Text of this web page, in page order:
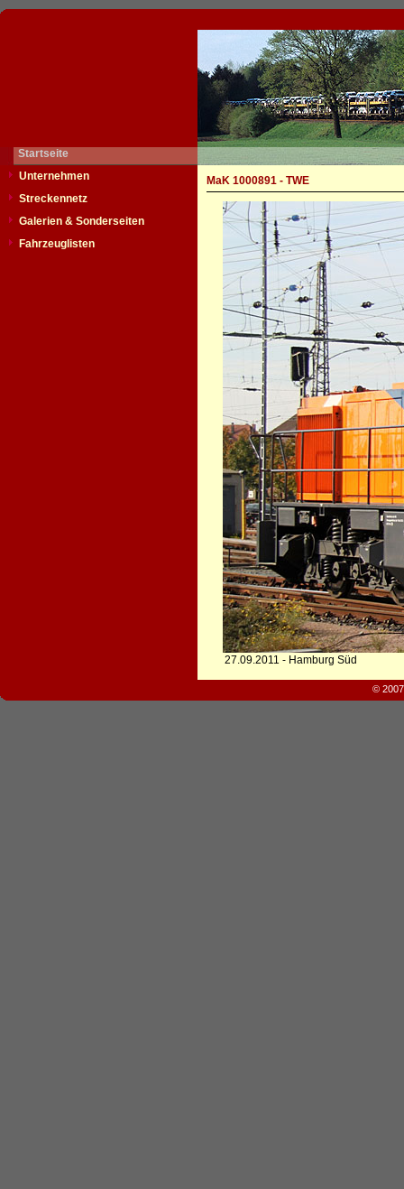
Startseite
Unternehmen
Streckennetz
Galerien & Sonderseiten
Fahrzeuglisten
MaK 1000891 - TWE
27.09.2011 - Hamburg Süd
©